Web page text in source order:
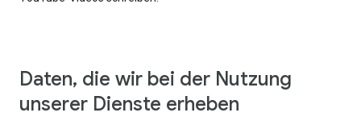
Daten, die wir bei der Nutzung
unserer Dienste erheben